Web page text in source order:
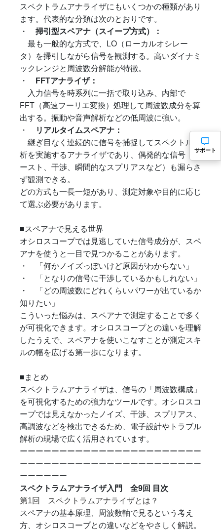
スペクトラムアナライザにもいくつかの種類があり
ます。代表的な分類は次のとおりです。
・ 掃引型スペアナ（スイープ方式）：
最も一般的な方式で、LO（ローカルオシレー
タ）を掃引しながら信号を観測する。高いダイナミ
ックレンジと周波数分解能が特徴。
・
FFTアナライザ：
入力信号を時系列に一括で取り込み、内部で
FFT（高速フーリエ変換）処理して周波数成分を算
出する。振動や音声解析などの低周波に強い。
・
リアルタイムスペアナ：
継ぎ目なく連続的に信号を捕捉してスペクトル解
析を実施するアナライザであり、偶発的な信号（バ
ースト、干渉、瞬間的なスプリアスなど）も漏らさ
ず観測できる。
どの方式も一長一短があり、測定対象や目的に応じ
て選ぶ必要があります。
■スペアナで見える世界
オシロスコープでは見逃していた信号成分が、スペ
アナを使うと一目で見つかることがあります。
・ 「何かノイズっぽいけど原因がわからない」
・ 「となりの信号に干渉しているかもしれない」
・ 「どの周波数にどれくらいパワーが出ているか
知りたい」
こういった悩みは、スペアナで測定することで多く
が可視化できます。オシロスコープとの違いを理解
したうえで、スペアナを使いこなすことが測定スキ
ルの幅を広げる第一歩になります。
■まとめ
スペクトラムアナライザは、信号の「周波数構成」
を可視化するための強力なツールです。オシロスコ
ープでは見えなかったノイズ、干渉、スプリアス、
高調波などを検出できるため、電子設計やトラブル
解析の現場で広く活用されています。
ーーーーーーーーーーーーーーーーーーーーーーー
ーーーーーーーーーーーーーーーーーーーーーーー
ーーーーーー
スペクトラムアナライザ入門 全9回 目次
第1回 スペクトラムアナライザとは？
スペアナの基本原理、周波数軸で見るという考え
方、オシロスコープとの違いなどをやさしく解説。
サポート